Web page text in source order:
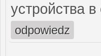
устройства
odpowiedz